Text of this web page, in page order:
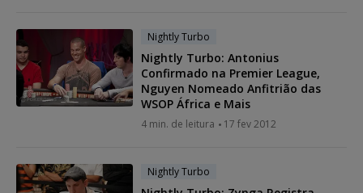
Nightly Turbo
Nightly Turbo: Antonius
Confirmado na Premier League,
Nguyen Nomeado Anfitrião das
WSOP África e Mais
4 min. de leitura 17 fev 2012
Nightly Turbo